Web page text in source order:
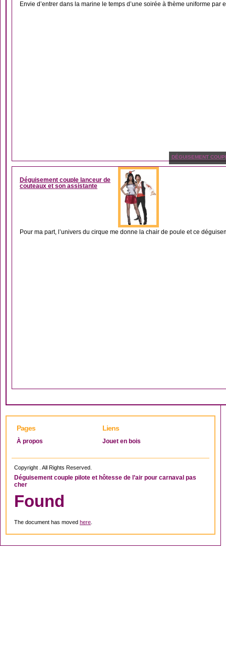
Envie d’entrer dans la marine le temps d’une soirée à thème uniforme par
DÉGUISEMENT
Déguisement couple lanceur de
couteaux et son assistante
Pour ma part, l’univers du cirque me donne la chair de poule et ce
Pages
À propos
Liens
Jouet en bois
Copyright . All Rights Reserved.
Déguisement couple pilote et hôtesse de l’air pour carnaval pas
cher
Found
The document has moved here